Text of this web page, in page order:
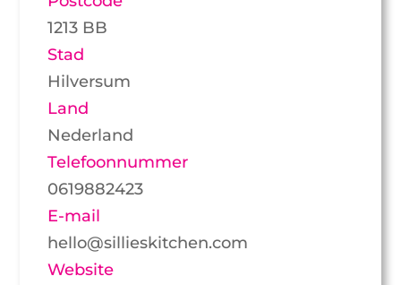
1213 BB
Stad
Hilversum
Land
Nederland
Telefoonnummer
0619882423
E-mail
hello@sillieskitchen.com
Website